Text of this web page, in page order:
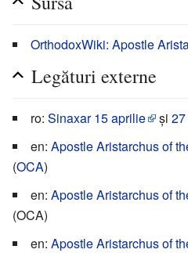
OrthodoxWiki: Apostle
Legături externe
ro: Sinaxar 15 aprilie și
en: Apostle Aristarchus of
(OCA)
en: Apostle Aristarchus of
(OCA)
en: Apostle Aristarchus of